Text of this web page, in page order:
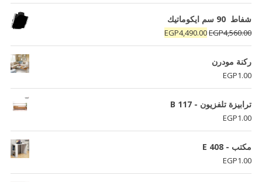
شفاط 90 سم ايكوماتيك
EGP4,560.00
السعر
الأصلي
EGP4,490.00
السعر
الحالي
ركنة مودرن
EGP1.00
ترابيزة تلفزيون - B 117
EGP1.00
مكتب - E 408
EGP1.00